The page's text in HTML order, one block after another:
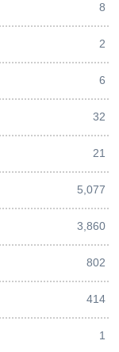
8
2
6
32
21
5,077
3,860
802
414
1